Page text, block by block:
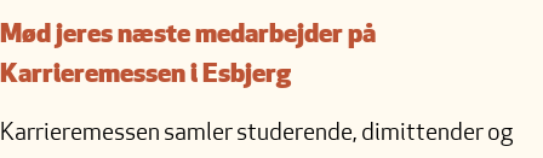
Mød jeres næste medarbejder på
Karrieremessen i Esbjerg
Karrieremessen samler studerende, dimittender og